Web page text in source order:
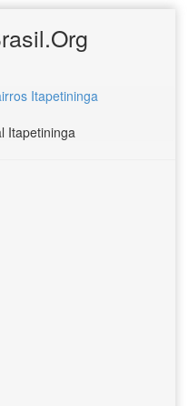
Itapetininga
Itapetininga